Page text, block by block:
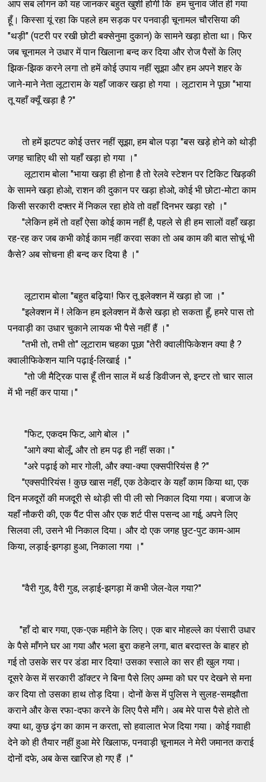
आप सब लोगन को यह जानकर बहुत खुशी होगी कि हम चुनाव जीत ही गया
हूँ। किस्सा यूं रहा कि पहले हम सड़क पर पनवाड़ी चूनामल चौरसिया की
"थड़ी" (पटरी पर रखी छोटी बक्सेनुमा दुकान) के सामने खड़ा होता था। फिर
जब चूनामल ने उधार में पान खिलाना बन्द कर दिया और रोज पैसों के लिए
झिक-झिक करने लगा तो हमें कोई उपाय नहीं सूझा और हम अपने शहर के
जाने-माने नेता लूटाराम के यहाँ जाकर खड़ा हो गया । लूटाराम ने पूछा "भाया
तू यहाँ क्यूँ खड़ा है ?"
तो हमें झटपट कोई उत्तर नहीं सूझा, हम बोल पड़ा "बस खड़े होने को थोड़ी
जगह चाहिए थी सो यहाँ खड़ा हो गया ।"
लूटाराम बोला "भाया खड़ा ही होना है तो रेलवे स्टेशन पर टिकिट खिड़की
के सामने खड़ा होओ, राशन की दुकान पर खड़ा होओ, कोई भी छोटा-मोटा काम
किसी सरकारी दफ्तर में निकल रहा होवे तो वहाँ दिनभर खड़ा रहो ।"
"लेकिन हमें तो वहाँ ऐसा कोई काम नहीं है, पहले से ही हम सालों वहाँ खड़ा
रह-रह कर जब कभी कोई काम नहीं करवा सका तो अब काम की बात सोचूं भी
कैसे? अब सोचना ही बन्द कर दिया है ।"
लूटाराम बोला "बहुत बढ़िया! फिर तू इलेक्शन में खड़ा हो जा ।"
"इलेक्शन में ! लेकिन हम इलेक्शन में कैसे खड़ा हो सकता हूँ, हमरे पास तो
पनवाड़ी का उधार चुकाने लायक भी पैसे नहीं हैं ।"
"तभी तो, तभी तो" लूटाराम चहका पूछा "तेरी क्वालीफिकेशन क्या है ?
क्वालीफिकेशन यानि पढ़ाई-लिखाई ।"
"तो जी मैट्रिक पास हूँ तीन साल में थर्ड डिवीजन से, इन्टर तो चार साल
में भी नहीं कर पाया।"
"फिट, एकदम फिट, आगे बोल ।"
"आगे क्या बोलूँ, और तो हम पढ़ ही नहीं सका।"
"अरे पढ़ाई को मार गोली, और क्या-क्या एक्सपीरियंस है ?"
"एक्सपीरियंस ! कुछ खास नहीं, एक ठेकेदार के यहाँ काम किया था, एक
दिन मजदूरों की मजदूरी से थोड़ी सी पी ली सो निकाल दिया गया। बजाज के
यहाँ नौकरी की, एक पैंट पीस और एक शर्ट पीस पसन्द आ गई, अपने लिए
सिलवा ली, उसने भी निकाल दिया। और दो एक जगह छुट-पुट काम-आम
किया, लड़ाई-झगड़ा हुआ, निकाला गया ।"
"वैरी गुड, वैरी गुड, लड़ाई-झगड़ा में कभी जेल-वेल गया?"
"हाँ दो बार गया, एक-एक महीने के लिए। एक बार मोहल्ले का पंसारी उधार
के पैसे माँगने घर आ गया और भला बुरा कहने लगा, बात बरदास्त के बाहर हो
गई तो उसके सर पर डंडा मार दिया! उसका स्साले का सर ही खुल गया।
दूसरे केस में सरकारी डॉक्टर ने बिना पैसे लिए अम्मा को घर पर देखने से मना
कर दिया तो उसका हाथ तोड़ दिया। दोनों केस में पुलिस ने सुलह-समझौता
कराने और केस रफा-दफा करने के लिए पैसे माँगे। अब मेरे पास पैसे होते तो
क्या था, कुछ ढ़ंग का काम न करता, सो हवालात भेज दिया गया। कोई गवाही
देने को ही तैयार नहीं हुआ मेरे खिलाफ, पनवाड़ी चूनामल ने मेरी जमानत कराई
दोनों दफे, अब केस खारिज हो गए हैं ।"